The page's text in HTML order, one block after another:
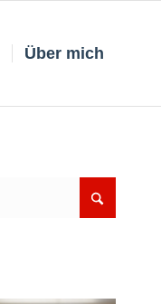
Über mich